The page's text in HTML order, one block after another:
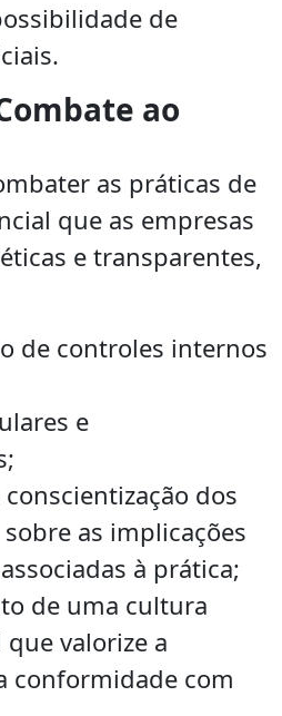
de
ao
as práticas de
que as empresas
e transparentes,
de controles internos
e
dos
as implicações
à prática;
de uma cultura
valorize a
conformidade com